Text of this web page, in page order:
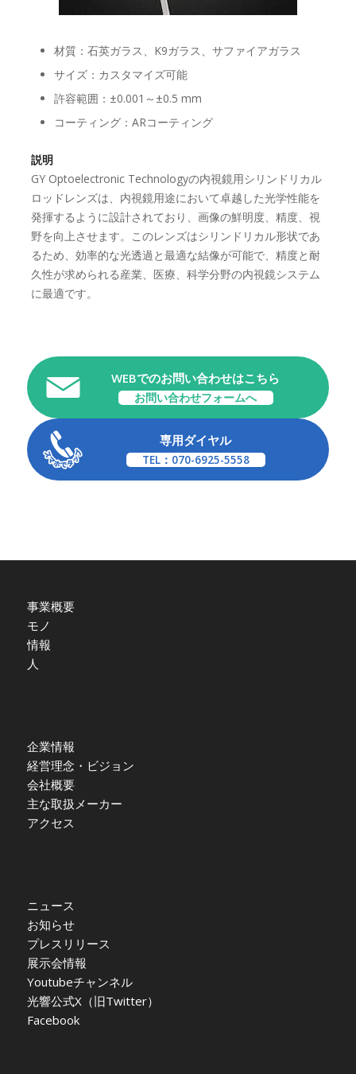
材質：石英ガラス、K9ガラス、サファイアガラス
サイズ：カスタマイズ可能
許容範囲：±0.001～±0.5 mm
コーティング：ARコーティング
説明
GY Optoelectronic Technologyの内視鏡用シリンドリカル
ロッドレンズは、内視鏡用途において卓越した光学性能を
発揮するように設計されており、画像の鮮明度、精度、視
野を向上させます。このレンズはシリンドリカル形状であ
るため、効率的な光透過と最適な結像が可能で、精度と耐
久性が求められる産業、医療、科学分野の内視鏡システム
に最適です。
WEBでのお問い合わせはこちら
お問い合わせフォームへ
専用ダイヤル
TEL：070-6925-5558
事業概要
モノ
情報
人
企業情報
経営理念・ビジョン
会社概要
主な取扱メーカー
アクセス
ニュース
お知らせ
プレスリリース
展示会情報
Youtubeチャンネル
光響公式X（旧Twitter）
Facebook